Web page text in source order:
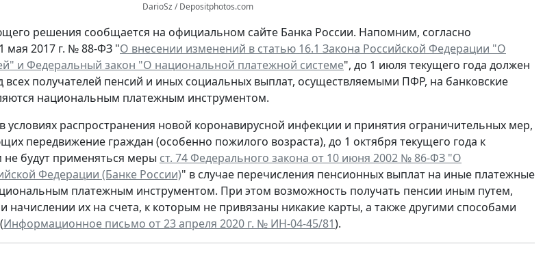
DarioSz / Depositphotos.com
решения сообщается на официальном сайте Банка России. Напомним, согласно
мая 2017 г. № 88-ФЗ "О внесении изменений в статью 16.1 Закона Российской Федерации "О
и Федеральный закон "О национальной платежной системе", до 1 июля текущего года должен
всех получателей пенсий и иных социальных выплат, осуществляемыми ПФР, на банковские
национальным платежным инструментом.
условиях распространения новой коронавирусной инфекции и принятия ограничительных мер,
передвижение граждан (особенно пожилого возраста), до 1 октября текущего года к
будут применяться меры ст. 74 Федерального закона от 10 июня 2002 № 86-ФЗ "О
Федерации (Банке России)" в случае перечисления пенсионных выплат на иные платежные
платежным инструментом. При этом возможность получать пенсии иным путем,
их на счета, к которым не привязаны никакие карты, а также другими способами
Информационное письмо от 23 апреля 2020 г. № ИН-04-45/81).